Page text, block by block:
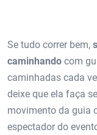
Se tudo correr bem,
caminhando com
caminhadas cada
deixe que ela faça
movimento da guia
espectador do